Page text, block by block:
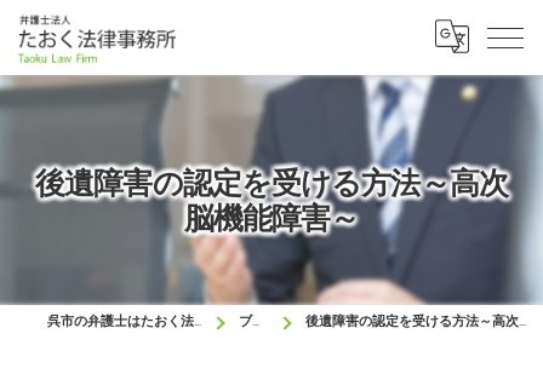
後遺障害の認定を受ける方法～高次
脳機能障害～
呉市の弁護士はたおく法律事務所 ブログ 後遺障害の認定を受ける方法～高次脳機能障害～